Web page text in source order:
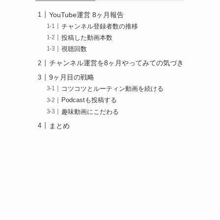
YouTube運営 8ヶ月報告
チャンネル登録者数の推移
投稿した動画本数
視聴回数
チャンネル運営を8ヶ月やってみての気づき
9ヶ月目の戦略
コツコツとルーティン動画を続ける
Podcastも投稿する
趣味動画にこだわる
まとめ